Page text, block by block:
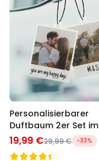
Personalisierbarer
Duftbaum 2er Set im
Polaroid-Look
19,99 €29,99 € -33%